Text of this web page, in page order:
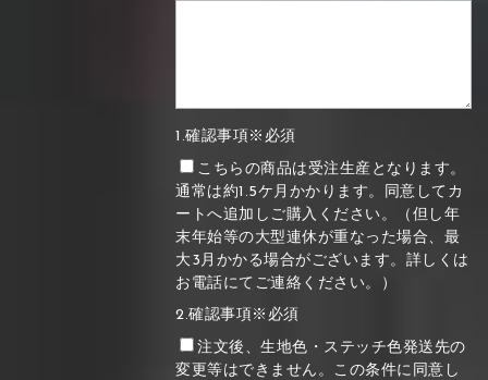
1.確認事項※必須
こちらの商品は受注生産となります。
通常は約1.5ケ月かかります。同意してカ
ートへ追加しご購入ください。（但し年
末年始等の大型連休が重なった場合、最
大3月かかる場合がございます。詳しくは
お電話にてご連絡ください。）
2.確認事項※必須
注文後、生地色・ステッチ色発送先の
変更等はできません。この条件に同意し